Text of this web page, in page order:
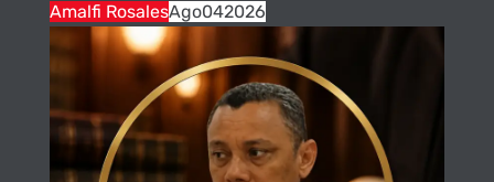
Amalfi RosalesAgo042026